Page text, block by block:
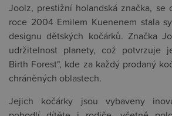
Joolz, prestižní holandská značka, se
roce 2004 Emilem Kuenenem stala
designu dětských kočárků. Značka
udržitelnost planety, což potvrzuje
Birth Forest", kde za každý prodaný
chráněných oblastech.
Jejich kočárky jsou vybaveny